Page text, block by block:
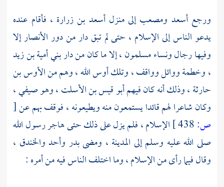
ورجعأسعد ومصعبإلى منزلأسعد بن زرارة ، فأقام عنده
يدعو الناس إلى الإسلام ، حتى لم تبق دار من دورالأنصارإلا
وفيها رجال ونساء مسلمون ، إلا ما كان من داربني أمية بن زيد
،وخطمةووائلوواقف، وتلك أوس الله ، وهم منالأوس بن
حارثة، وذلك أنه كان فيهمأبو قيس بن الأسلت ، وهو صيفي،
وكان شاعرا لهم قائدا يستمعون منه ويطيعونه ، فوقف بهم عن[
ص:
الإسلام ، فلم يزل على ذلك حتى هاجر رسول الله
صلى الله عليه وسلم إلى المدينة ، ومضىبدر وأحدوالخندق ،
وقال فيما رأى من الإسلام ، وما اختلف الناس فيه من أمره :